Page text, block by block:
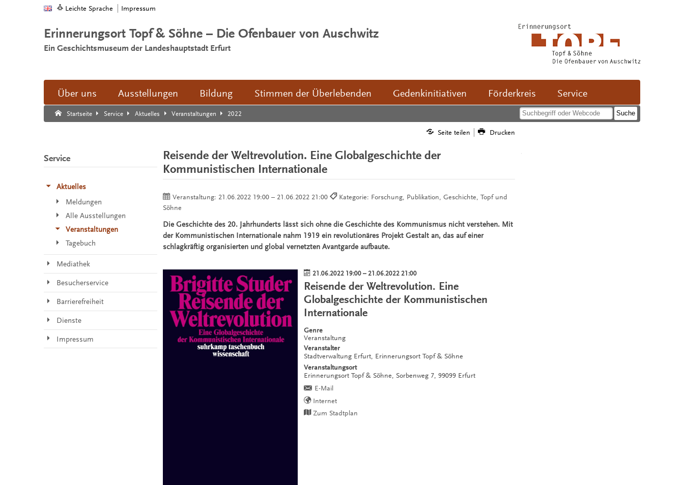
Leichte Sprache Impressum
Erinnerungsort Topf & Söhne – Die Ofenbauer von Auschwitz
Ein Geschichtsmuseum der Landeshauptstadt Erfurt
Über uns Ausstellungen Bildung Stimmen der Überlebenden Gedenkinitiativen Förderkreis Service
Startseite Service Aktuelles Veranstaltungen 2022
Suche:
Suche Ende.
Seite teilen Drucken
Reisende der Weltrevolution. Eine Globalgeschichte der
Kommunistischen Internationale
Veranstaltung: 21.06.2022 19:00 – 21.06.2022 21:00
Kategorie: Forschung, Publikation, Geschichte, Topf und
Söhne
Die Geschichte des 20. Jahrhunderts lässt sich ohne die Geschichte des Kommunismus nicht verstehen. Mit
der Kommunistischen Internationale nahm 1919 ein revolutionäres Projekt Gestalt an, das auf einer
schlagkräftig organisierten und global vernetzten Avantgarde aufbaute.
21.06.2022 19:00 – 21.06.2022 21:00
Reisende der Weltrevolution. Eine
Globalgeschichte der Kommunistischen
Internationale
Genre
Veranstaltung
Veranstalter
Stadtverwaltung Erfurt, Erinnerungsort Topf & Söhne
Veranstaltungsort
Erinnerungsort Topf & Söhne, Sorbenweg 7, 99099 Erfurt
E-Mail
Internet
Zum Stadtplan
Service
Aktuelles
Meldungen
Alle Ausstellungen
Veranstaltungen
Tagebuch
Mediathek
Besucherservice
Barrierefreiheit
Dienste
Impressum